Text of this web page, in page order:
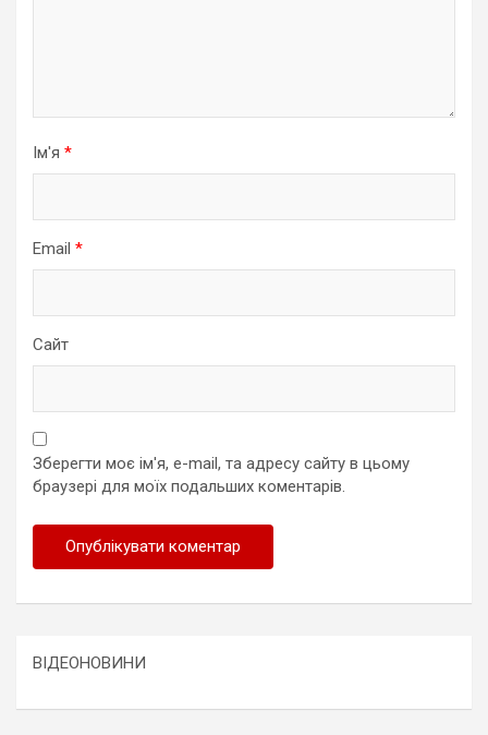
Ім'я *
Email *
Сайт
Зберегти моє ім'я, e-mail, та адресу сайту в цьому
браузері для моїх подальших коментарів.
ВІДЕОНОВИНИ